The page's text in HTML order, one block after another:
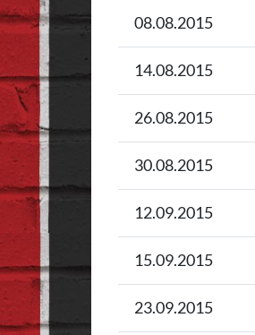
08.08.2015
14.08.2015
26.08.2015
30.08.2015
12.09.2015
15.09.2015
23.09.2015